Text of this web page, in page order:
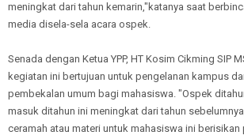
meningkat dari tahun kemarin,"katanya saat
media disela-sela acara ospek.
Senada dengan Ketua YPP, HT Kosim Cikming SIP
kegiatan ini bertujuan untuk pengelanan kampus
pembekalan umum bagi mahasiswa. "Ospek
masuk ditahun ini meningkat dari tahun
ceramah atau materi untuk mahasiswa ini berisikan